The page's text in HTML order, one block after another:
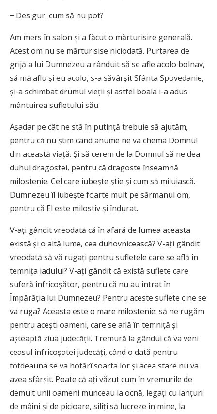
− Desigur, cum să nu pot?
Am mers în salon și a făcut o mărturisire generală.
Acest om nu se mărturisise niciodată. Purtarea de
grijă a lui Dumnezeu a rânduit să se afle acolo bolnav,
să mă aflu și eu acolo, s-a săvârșit Sfânta Spovedanie,
și-a schimbat drumul vieții și astfel boala i-a adus
mântuirea sufletului său.
Așadar pe cât ne stă în putință trebuie să ajutăm,
pentru că nu știm când anume ne va chema Domnul
din această viață. Și să cerem de la Domnul să ne dea
duhul dragostei, pentru că dragoste înseamnă
milostenie. Cel care iubește știe și cum să miluiască.
Dumnezeu îl iubește foarte mult pe sărmanul om,
pentru că El este milostiv și îndurat.
V-ați gândit vreodată că în afară de lumea aceasta
există și o altă lume, cea duhovnicească? V-ați gândit
vreodată să vă rugați pentru sufletele care se află în
temnița iadului? V-ați gândit că există suflete care
suferă înfricoșător, pentru că nu au intrat în
Împărăția lui Dumnezeu? Pentru aceste suflete cine se
va ruga? Aceasta este o mare milostenie: să ne rugăm
pentru acești oameni, care se află în temniță și
așteaptă ziua judecății. Tremură la gândul că va veni
ceasul înfricoșatei judecăți, când o dată pentru
totdeauna se va hotărî soarta lor și acea stare nu va
avea sfârșit. Poate că ați văzut cum în vremurile de
demult unii oameni munceau la ocnă, legați cu lanțuri
de mâini și de picioare, siliți să lucreze în mine, la